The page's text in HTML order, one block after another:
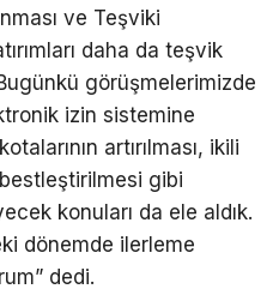
ve Teşviki
daha da teşvik
görüşmelerimizde
izin sistemine
artırılması, ikili
gibi
konuları da ele aldık.
dönemde ilerleme
dedi.